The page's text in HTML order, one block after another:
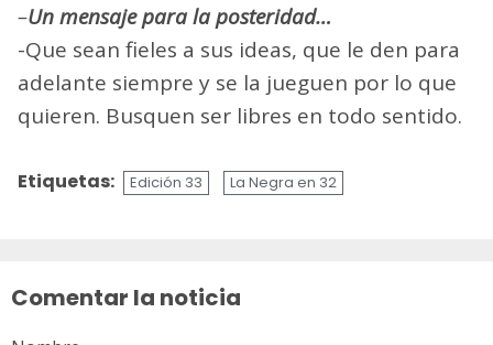
–Un mensaje para la posteridad…
-Que sean fieles a sus ideas, que le den para
adelante siempre y se la jueguen por lo que
quieren. Busquen ser libres en todo sentido.
Etiquetas: Edición 33 La Negra en 32
Comentar la noticia